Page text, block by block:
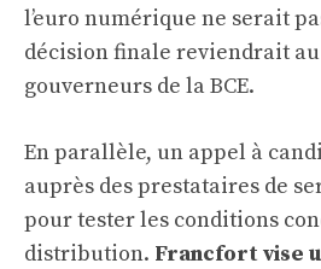
l’euro numérique ne serait
décision finale reviendrait au
gouverneurs de la BCE.
En parallèle, un appel à
auprès des prestataires de
pour tester les conditions
distribution. Francfort vise